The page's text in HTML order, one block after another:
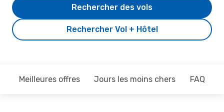
Rechercher Vol + Hôtel
Rechercher des vols
Meilleures offres Jours les moins chers FAQ